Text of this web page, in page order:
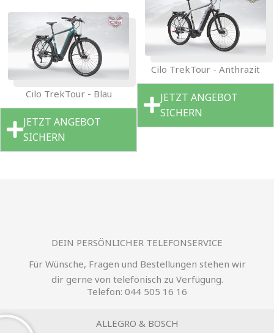
Cilo TrekTour - Blau
JETZT ANGEBOT
SICHERN
Cilo TrekTour - Anthrazit
JETZT ANGEBOT
SICHERN
DEIN PERSÖNLICHER TELEFONSERVICE
Für Wünsche, Fragen und Bestellungen stehen wir
dir gerne von telefonisch zu Verfügung.
Telefon: 044 505 16 16
ALLEGRO & BOSCH